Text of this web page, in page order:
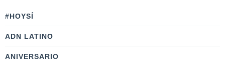
#HOYSÍ
ADN LATINO
ANIVERSARIO